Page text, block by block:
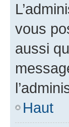
vous
aussi
Haut